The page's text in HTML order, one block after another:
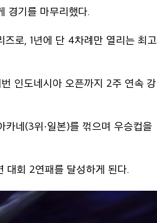
경기를 마무리했다.
로, 1년에 단 4차례만 열리는 최고
인도네시아 오픈까지 2주 연속 강
네(3위·일본)를 꺾으며 우승컵을
대회 2연패를 달성하게 된다.